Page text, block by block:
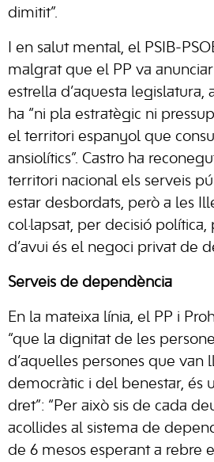
dimitit”.
I en salut mental, el PSIB-
malgrat que el PP va
estrella d’aquesta legislatura,
ha “ni pla estratègic ni
el territori espanyol que
ansiolítics”. Castro ha
territori nacional els serveis
estar desbordats, però a les
col·lapsat, per decisió política,
d’avui és el negoci privat de
Serveis de dependència
En la mateixa línia, el PP i
“que la dignitat de les
d’aquelles persones que van
democràtic i del benestar, és
dret”: “Per això sis de cada
acollides al sistema de
de 6 mesos esperant a rebre